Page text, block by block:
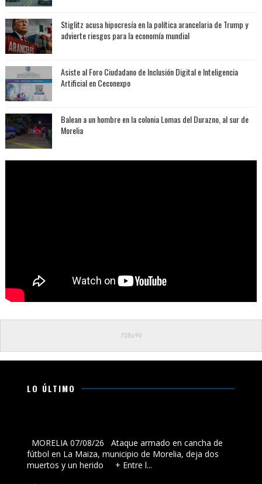
Stiglitz acusa hipocresía en la política arancelaria de Trump y
advierte riesgos para la economía mundial
Asiste al Foro Ciudadano de Inclusión Digital e Inteligencia
Artificial en Ceconexpo
Balean a un hombre en la colonia Lomas del Durazno, al sur de
Morelia
LO ÚLTIMO
MORELIA 07/08/26 Ataque armado en cancha de
fútbol en La Maiza, municipio de Morelia, deja dos
muertos y un herido + Entre l...